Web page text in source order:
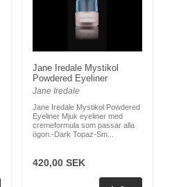
Jane Iredale Mystikol
Powdered Eyeliner
Jane Iredale
Jane Iredale Mystikol Powdered
Eyeliner Mjuk eyeliner med
cremeformula som passar alla
ögon.-Dark Topaz-Sm...
420,00 SEK